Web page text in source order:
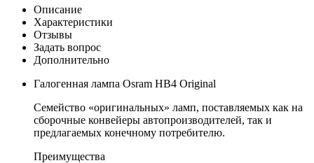
Описание
Характеристики
Отзывы
Задать вопрос
Дополнительно
Галогенная лампа Osram HB4 Original
Семейство «оригинальных» ламп, поставляемых как на
сборочные конвейеры автопроизводителей, так и
предлагаемых конечному потребителю.
Преимущества